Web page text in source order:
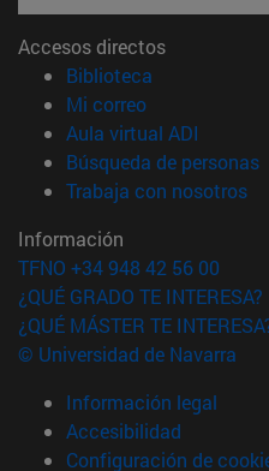
Accesos directos
Biblioteca
Mi correo(abre en
Aula virtual ADI
Búsqueda de personas
Trabaja con nosotros
Información
TFNO +34 948 42 56 00
¿QUÉ GRADO TE INTERESA?
¿QUÉ MÁSTER TE
© Universidad de Navarra
Información legal
Accesibilidad
Configuración de